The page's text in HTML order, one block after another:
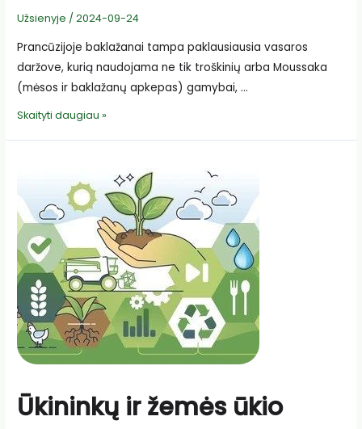
Užsienyje /2024-09-24
Prancūzijoje baklažanai tampa paklausiausia vasaros
daržove, kurią naudojama ne tik troškinių arba Moussaka
(mėsos ir baklažanų apkepas) gamybai, …
Prancūzijoje
Skaityti daugiau »
Ūkininkų ir žemės ūkio